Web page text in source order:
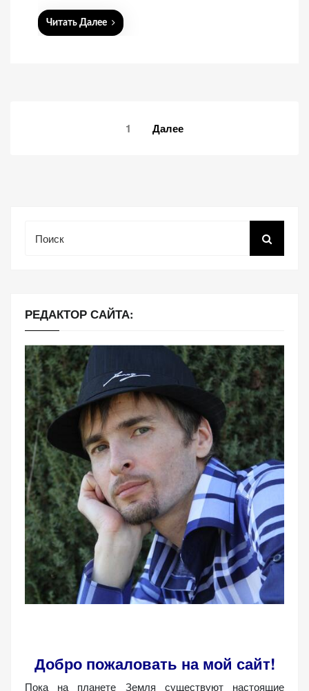
Читать Далее
1 Далее
РЕДАКТОР САЙТА:
Добро пожаловать на мой сайт!
Пока на планете Земля существуют настоящие